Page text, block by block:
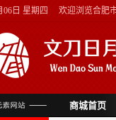
06日 星期四 欢迎浏览合肥
商城首页